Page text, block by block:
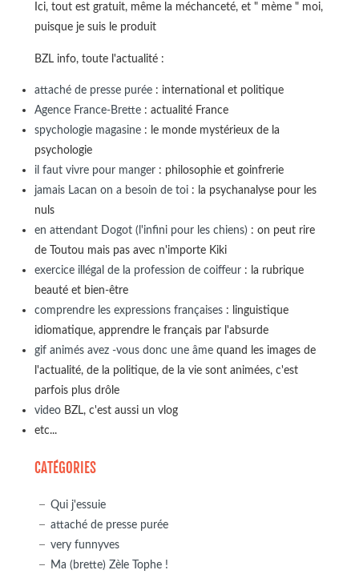
Ici, tout est gratuit, même la méchanceté, et " mème " moi,
puisque je suis le produit
BZL info, toute l'actualité :
attaché de presse purée: international et politique
Agence France-Brette: actualité France
spychologie magasine: le monde mystérieux de la
psychologie
il faut vivre pour manger: philosophie et goinfrerie
jamais Lacan on a besoin de toi: la psychanalyse pour les
nuls
en attendant Dogot (l'infini pour les chiens): on peut rire
de Toutou mais pas avec n'importe Kiki
exercice illégal de la profession de coiffeur: la rubrique
beauté et bien-être
comprendre les expressions françaises: linguistique
idiomatique, apprendre le français par l'absurde
gif animés avez -vous donc une âmequand les images de
l'actualité, de la politique, de la vie sont animées, c'est
parfois plus drôle
videoBZL, c'est aussi un vlog
etc...
CATÉGORIES
Qui j'essuie
attaché de presse purée
very funnyves
Ma (brette) Zèle Tophe !